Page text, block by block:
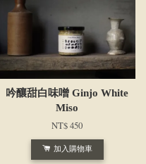
吟釀甜白味噌 Ginjo White
Miso
NT$ 450
加入購物車